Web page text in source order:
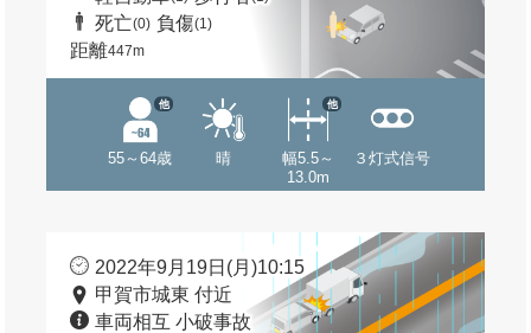
死亡(0) 負傷(1)
距離447m
55～64歳
他
晴
幅5.5～
13.0m
他
３灯式信号
2022年9月19日(月)10:15
甲賀市城東 付近
車両相互 小破事故